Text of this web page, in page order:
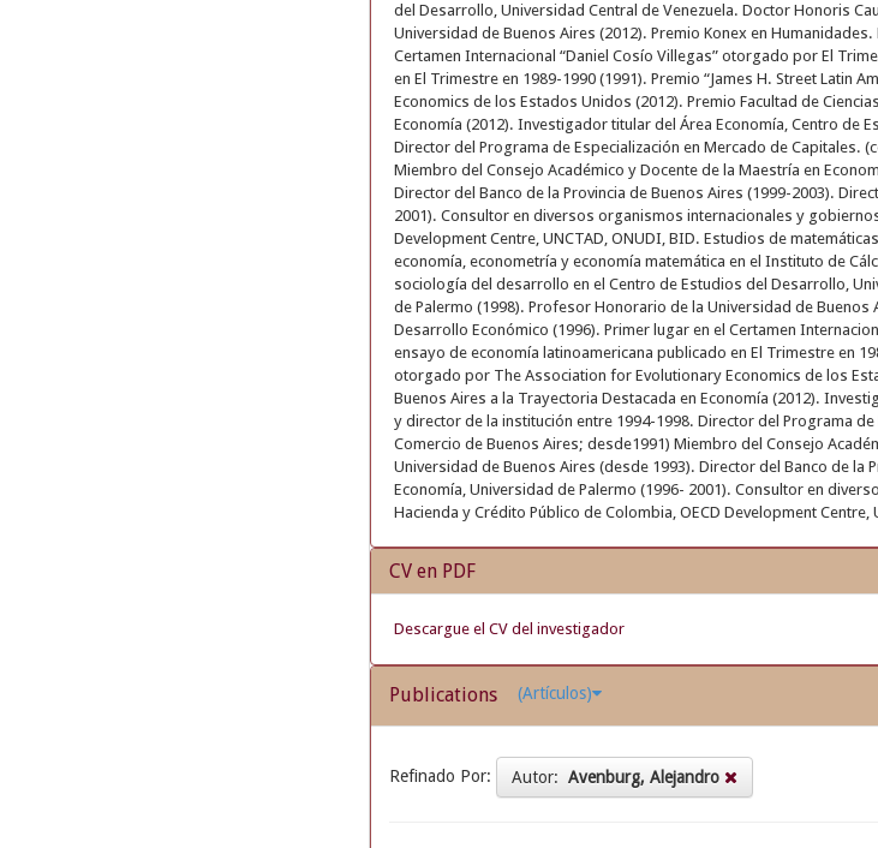
del Desarrollo, Universidad Central de Venezuela. Doctor Honoris
Universidad de Buenos Aires (2012). Premio Konex en
Certamen Internacional “Daniel Cosío Villegas” otorgado por El
en El Trimestre en 1989-1990 (1991). Premio “James H. Street
Economics de los Estados Unidos (2012). Premio Facultad de
Economía (2012). Investigador titular del Área Economía, Centro de
Director del Programa de Especialización en Mercado de Capitales.
Miembro del Consejo Académico y Docente de la Maestría en
Director del Banco de la Provincia de Buenos Aires (1999-2003).
2001). Consultor en diversos organismos internacionales y
Development Centre, UNCTAD, ONUDI, BID. Estudios de
economía, econometría y economía matemática en el Instituto de
sociología del desarrollo en el Centro de Estudios del Desarrollo,
de Palermo (1998). Profesor Honorario de la Universidad de
Desarrollo Económico (1996). Primer lugar en el Certamen
ensayo de economía latinoamericana publicado en El Trimestre en
otorgado por The Association for Evolutionary Economics de los
Buenos Aires a la Trayectoria Destacada en Economía (2012).
y director de la institución entre 1994-1998. Director del Programa
Comercio de Buenos Aires; desde1991) Miembro del Consejo
Universidad de Buenos Aires (desde 1993). Director del Banco de la
Economía, Universidad de Palermo (1996- 2001). Consultor en
Hacienda y Crédito Público de Colombia, OECD Development Centre,
CV en PDF
Descargue el CV del investigador
Publications (Artículos)
Refinado Por: Autor: Avenburg, Alejandro